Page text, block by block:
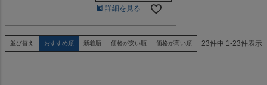
詳細を見る
並び替え おすすめ順 新着順 価格が安い順 価格が高い順 23件中 1 -23件表示